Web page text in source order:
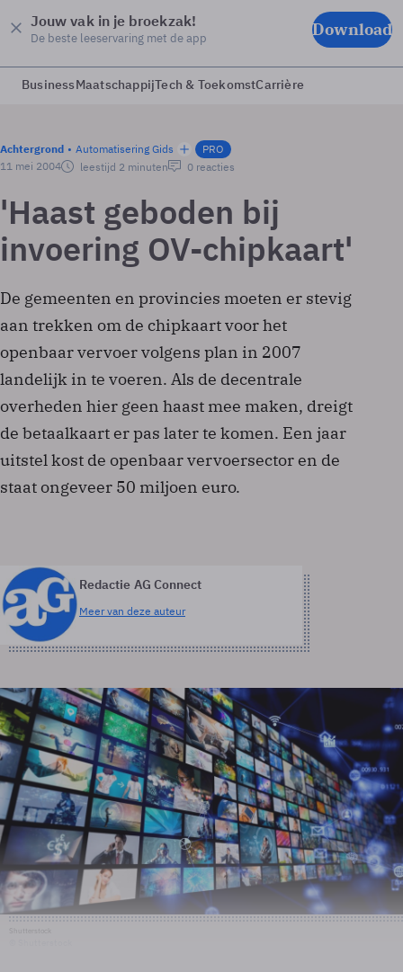
Jouw vak in je broekzak!
De beste leeservaring met de app Download
BusinessMaatschappijTech & ToekomstCarrière
Achtergrond Automatisering Gids
PRO
11 mei 2004
leestijd 2 minuten 0 reacties
'Haast geboden bij
invoering OV-chipkaart'
De gemeenten en provincies moeten er stevig
aan trekken om de chipkaart voor het
openbaar vervoer volgens plan in 2007
landelijk in te voeren. Als de decentrale
overheden hier geen haast mee maken, dreigt
de betaalkaart er pas later te komen. Een jaar
uitstel kost de openbaar vervoersector en de
staat ongeveer 50 miljoen euro.
Redactie AG Connect
Meer van deze auteur